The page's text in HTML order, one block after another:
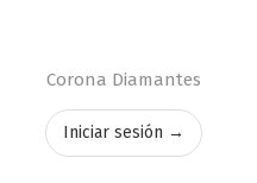
Corona Diamantes
Iniciar sesión →